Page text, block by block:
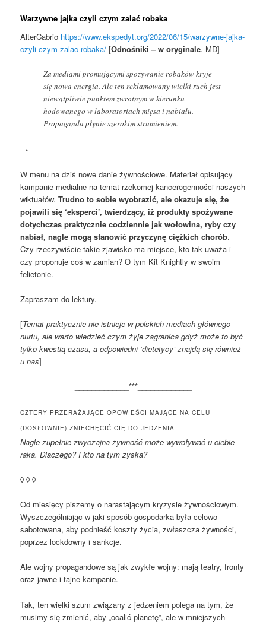
Warzywne jajka czyli czym zalać robaka
AlterCabrio https://www.ekspedyt.org/2022/06/15/warzywne-jajka-
czyli-czym-zalac-robaka/ [Odnośniki – w oryginale. MD]
Za mediami promującymi spożywanie robaków kryje
się nowa energia. Ale ten reklamowany wielki ruch jest
niewątpliwie punktem zwrotnym w kierunku
hodowanego w laboratoriach mięsa i nabiału.
Propaganda płynie szerokim strumieniem.
−∗−
W menu na dziś nowe danie żywnościowe. Materiał opisujący
kampanie medialne na temat rzekomej kancerogenności naszych
wiktuałów.Trudno to sobie wyobrazić, ale okazuje się, że
pojawili się ‘eksperci’, twierdzący, iż produkty spożywane
dotychczas praktycznie codziennie jak wołowina, ryby czy
nabiał, nagle mogą stanowić przyczynę ciężkich chorób.
Czy rzeczywiście takie zjawisko ma miejsce, kto tak uważa i
czy proponuje coś w zamian? O tym Kit Knightly w swoim
felietonie.
Zapraszam do lektury.
[Temat praktycznie nie istnieje w polskich mediach głównego
nurtu, ale warto wiedzieć czym żyje zagranica gdyż może to być
tylko kwestią czasu, a odpowiedni ‘dietetycy’ znajdą się również
u nas]
_____________***_____________
CZTERY PRZERAŻAJĄCE OPOWIEŚCI MAJĄCE NA CELU
(DOSŁOWNIE) ZNIECHĘCIĆ CIĘ DO JEDZENIA
Nagle zupełnie zwyczajna żywność może wywoływać u ciebie
raka. Dlaczego? I kto na tym zyska?
◊ ◊ ◊
Od miesięcy piszemy o narastającym kryzysie żywnościowym.
Wyszczególniając w jaki sposób gospodarka była celowo
sabotowana, aby podnieść koszty życia, zwłaszcza żywności,
poprzez lockdowny i sankcje.
Ale wojny propagandowe są jak zwykłe wojny: mają teatry, fronty
oraz jawne i tajne kampanie.
Tak, ten wielki szum związany z jedzeniem polega na tym, że
musimy się zmienić, aby „ocalić planetę”, ale w mniejszych